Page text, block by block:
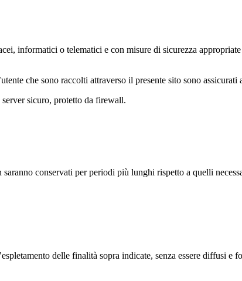
informatici o telematici e con misure di sicurezza
che sono raccolti attraverso il presente sito sono assicurati
sicuro, protetto da firewall.
conservati per periodi più lunghi rispetto a quelli
delle finalità sopra indicate, senza essere diffusi e